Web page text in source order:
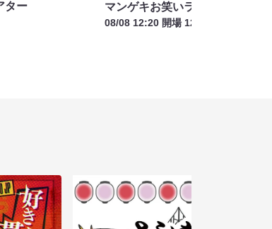
ター マンゲキお笑いライブお盆SP
08/08 12:20 開場 12:40 開演